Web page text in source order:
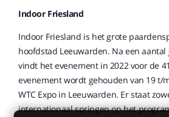
Indoor Friesland
Indoor Friesland is het grote
hoofdstad Leeuwarden. Na een
vindt het evenement in 2022 voor de
evenement wordt gehouden van 19 t/
WTC Expo in Leeuwarden. Er staat
internationaal springen op het